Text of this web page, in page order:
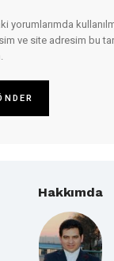
yorumlarımda
ve site adresim bu
Hakkımda